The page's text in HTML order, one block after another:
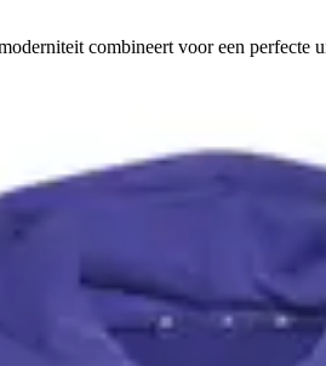
combineert voor een perfecte